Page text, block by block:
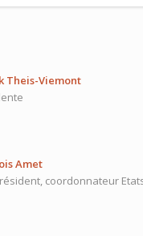
Theis-Viemont
Amet
coordonnateur